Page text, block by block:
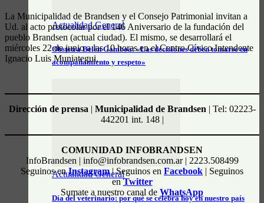
Actualidad General
Obstetra Belén Gamboa: «Las decisiones deben tomarse en
acompañamiento y respeto»
Actualidad General
Día del veterinario: por qué se celebra hoy en nuestro país
La Municipalidad de Brandsen y el Consejo Patrimonial invitan a
Ud. al acto protocolar por el 146 Aniversario de la fundación del
pueblo Brandsen (actual ciudad). El mismo, se desarrollará el
miércoles 22 de junio a las 10 horas en el Centro Cívico Intendente
Ignacio Luis Muniategui.
Dirección de prensa | Municipalidad de Brandsen | Tel: 02223-
442201 int. 148 |
COMUNIDAD INFOBRANDSEN
InfoBrandsen | info@infobrandsen.com.ar | 2223.508499
Seguinos enInstagram| Seguinos en Facebook | Seguinos
enTwitter
Sumate a nuestro canal de WhatsApp